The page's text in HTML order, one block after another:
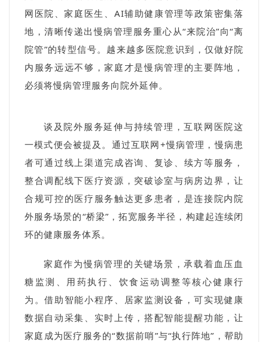
网医院、家庭医生、AI辅助健康管理等政策密集落
地，清晰传递出慢病管理服务重心从“来院治”向“离
院管”的转型信号。越来越多医院意识到，仅做好院
内服务远远不够，家庭才是慢病管理的主要阵地，
必须将慢病管理服务向院外延伸。
谈及院外服务延伸与持续管理，互联网医院这
一模式便会被提及。通过互联网+慢病管理，慢病患
者可通过线上渠道完成咨询、复诊、续方等服务，
整合调配线下医疗资源，突破诊室与病房边界，让
合规可控的医疗服务触达更多患者，是连接院内院
外服务场景的“桥梁”，拓宽服务半径，构建起连续闭
环的健康服务体系。
家庭作为慢病管理的关键场景，承载着血压血
糖监测、用药执行、饮食运动调整等核心健康行
为。借助智能小程序、居家监测设备，可实现健康
数据自动采集、实时上传，搭配智能提醒功能，让
家庭成为医疗服务的“数据前哨”与“执行阵地”，帮助